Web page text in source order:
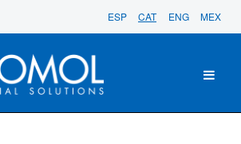
ESP CAT ENG MEX